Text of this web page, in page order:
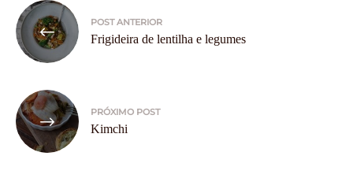
Navegação
de
Post
POST ANTERIOR
Frigideira de lentilha e legumes
PRÓXIMO POST
Kimchi